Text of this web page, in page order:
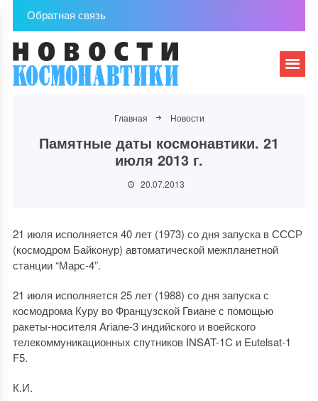
Обратная связь
Главная Новости
Памятные даты космонавтики. 21
июля 2013 г.
20.07.2013
21 июля исполняется 40 лет (1973) со дня запуска в СССР
(космодром Байконур) автоматической межпланетной
станции “Марс-4”.
21 июля исполняется 25 лет (1988) со дня запуска с
космодрома Куру во Французской Гвиане с помощью
ракеты-носителя Ariane-3 индийского и воейского
телекоммуникационных спутников INSAT-1C и Eutelsat-1
F5.
К.И.